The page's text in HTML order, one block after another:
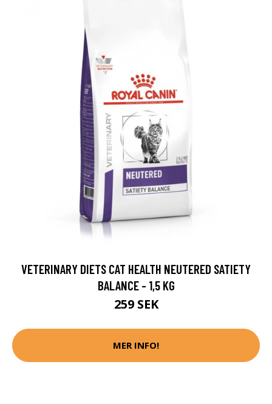
VETERINARY DIETS CAT HEALTH NEUTERED SATIETY
BALANCE - 1,5 KG
259 SEK
MER INFO!